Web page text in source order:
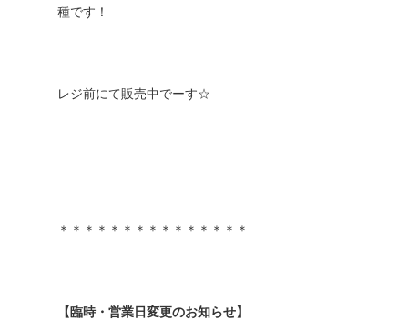
種です！
レジ前にて販売中でーす☆
＊＊＊＊＊＊＊＊＊＊＊＊＊＊＊
【臨時・営業日変更のお知らせ】